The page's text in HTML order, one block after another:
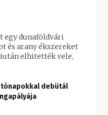
egy dunaföldvári
és arany ékszereket
elhitették vele,
debütál